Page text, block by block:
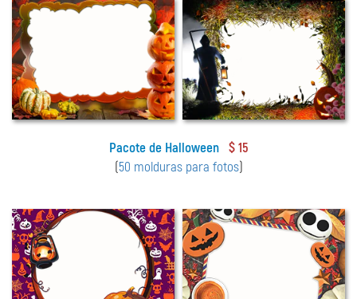
Pacote de Halloween $ 15
(50 molduras para fotos)